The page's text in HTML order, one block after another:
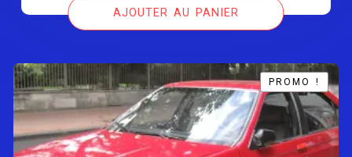
est :
AJOUTER AU PANIER
PROMO !
PROMO !